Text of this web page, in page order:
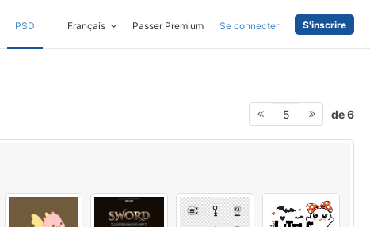
PSD Français Passer Premium Se connecter S'inscrire
5 de 6